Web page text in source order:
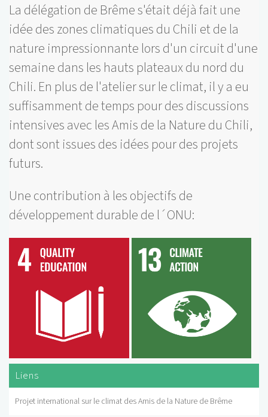
La délégation de Brême s'était déjà fait une
idée des zones climatiques du Chili et de la
nature impressionnante lors d'un circuit d'une
semaine dans les hauts plateaux du nord du
Chili. En plus de l'atelier sur le climat, il y a eu
suffisamment de temps pour des discussions
intensives avec les Amis de la Nature du Chili,
dont sont issues des idées pour des projets
futurs.
Une contribution à les objectifs de
développement durable de l´ONU:
Liens
Projet international sur le climat des Amis de la Nature de Brême